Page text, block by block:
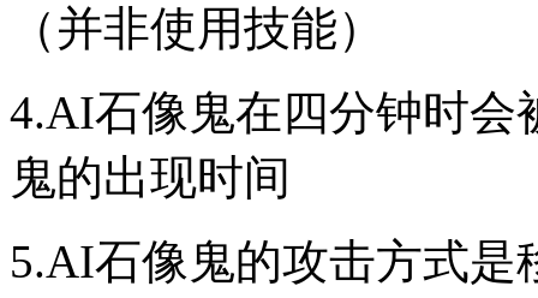
（并非使用技能）
4.AI石像鬼在四分钟时会
鬼的出现时间
5.AI石像鬼的攻击方式